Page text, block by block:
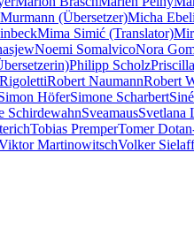
(Übersetzer)Micha
Mima Simić (Translator)
Noemi SomalvicoNora
Philipp Scholz
RigolettiRobert NaumannRobert
HöferSimone Scharbert
SchirdewahnSveamausSvetlana
Tobias PremperTomer
MartinowitschVolker Sielaff